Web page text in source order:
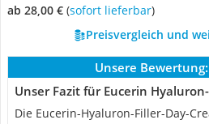
ab 28,00 € ( Sofort lieferbar)
Preisvergleich und
Unsere Bewertung:
Unser Fazit für Eucerin
Die Eucerin-Hyaluron-Filler-Day-